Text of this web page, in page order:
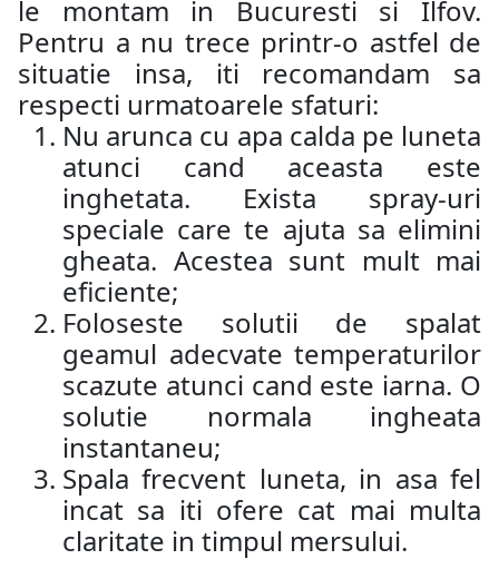
le montam in Bucuresti si Ilfov.
Pentru a nu trece printr-o astfel de
situatie insa, iti recomandam sa
respecti urmatoarele sfaturi:
Nu arunca cu apa calda pe luneta
atunci cand aceasta este
inghetata. Exista spray-uri
speciale care te ajuta sa elimini
gheata. Acestea sunt mult mai
eficiente;
Foloseste solutii de spalat
geamul adecvate temperaturilor
scazute atunci cand este iarna. O
solutie normala ingheata
instantaneu;
Spala frecvent luneta, in asa fel
incat sa iti ofere cat mai multa
claritate in timpul mersului.